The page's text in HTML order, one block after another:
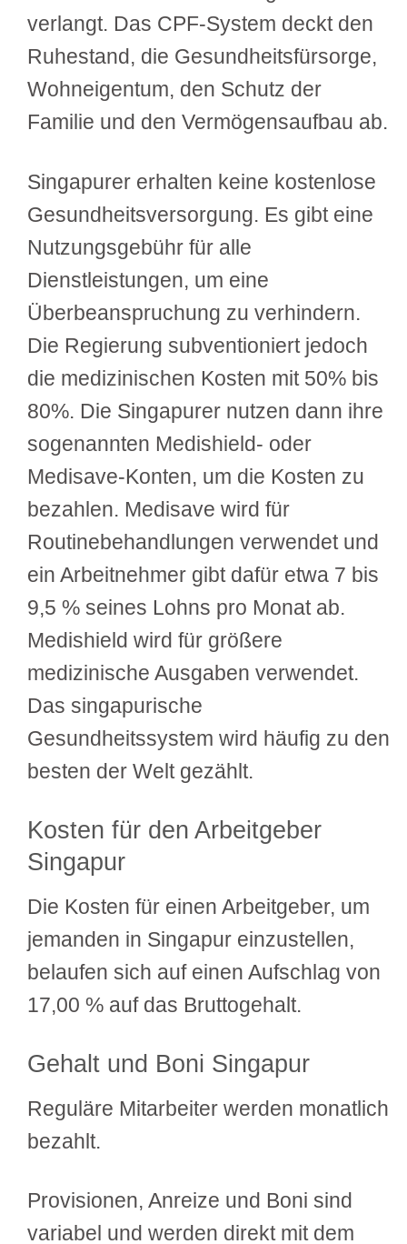
verlangt. Das CPF-System deckt den
Ruhestand, die Gesundheitsfürsorge,
Wohneigentum, den Schutz der
Familie und den Vermögensaufbau ab.
Singapurer erhalten keine kostenlose
Gesundheitsversorgung. Es gibt eine
Nutzungsgebühr für alle
Dienstleistungen, um eine
Überbeanspruchung zu verhindern.
Die Regierung subventioniert jedoch
die medizinischen Kosten mit 50% bis
80%. Die Singapurer nutzen dann ihre
sogenannten Medishield- oder
Medisave-Konten, um die Kosten zu
bezahlen. Medisave wird für
Routinebehandlungen verwendet und
ein Arbeitnehmer gibt dafür etwa 7 bis
9,5 % seines Lohns pro Monat ab.
Medishield wird für größere
medizinische Ausgaben verwendet.
Das singapurische
Gesundheitssystem wird häufig zu den
besten der Welt gezählt.
Kosten für den Arbeitgeber
Singapur
Die Kosten für einen Arbeitgeber, um
jemanden in Singapur einzustellen,
belaufen sich auf einen Aufschlag von
17,00 % auf das Bruttogehalt.
Gehalt und Boni Singapur
Reguläre Mitarbeiter werden monatlich
bezahlt.
Provisionen, Anreize und Boni sind
variabel und werden direkt mit dem